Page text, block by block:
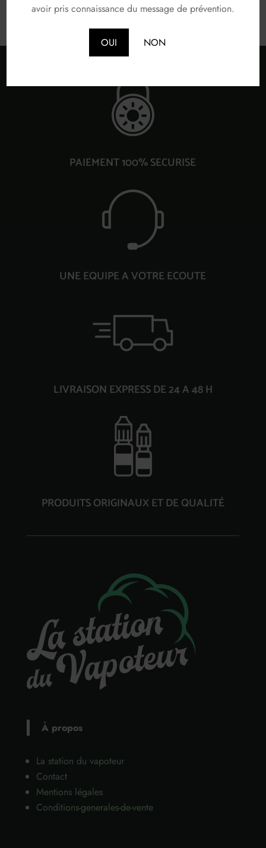
avoir pris connaissance du message de prévention.
OUI NON
PAIEMENT 100% SECURISE
UNE EQUIPE A VOTRE ECOUTE
LIVRAISON EXPRESS DE 24 A 48 H
PRODUITS ORIGINAUX ET DE QUALITÉ
À propos
La station du vapoteur
Contact
Mentions légales
Conditions-generales-de-vente